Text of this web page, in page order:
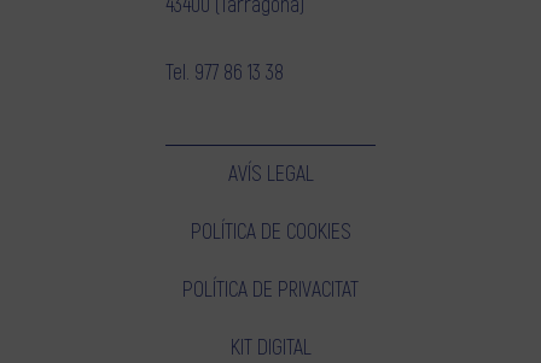
Tel. 977 86 13 38
AVÍS LEGAL
POLÍTICA DE COOKIES
POLÍTICA DE PRIVACITAT
KIT DIGITAL